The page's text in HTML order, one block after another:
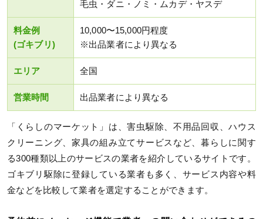
毛虫・ダニ・ノミ・ムカデ・ヤスデ
料金例
(ゴキブリ)
10,000〜15,000円程度
※出品業者により異なる
エリア 全国
営業時間 出品業者により異なる
「くらしのマーケット」は、害虫駆除、不用品回収、ハウス
クリーニング、家具の組み立てサービスなど、暮らしに関す
る300種類以上のサービスの業者を紹介しているサイトです。
ゴキブリ駆除に登録している業者も多く、サービス内容や料
金などを比較して業者を選定することができます。